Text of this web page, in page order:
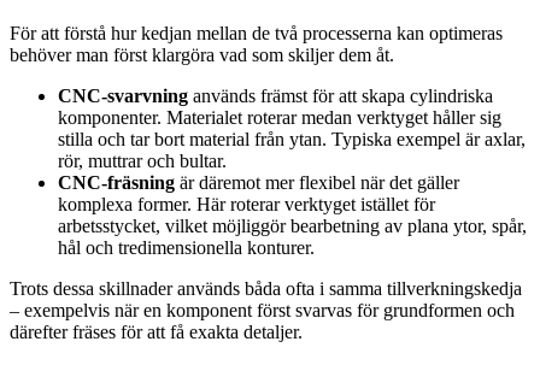
För att förstå hur kedjan mellan de två processerna kan optimeras
behöver man först klargöra vad som skiljer dem åt.
CNC-svarvning används främst för att skapa cylindriska
komponenter. Materialet roterar medan verktyget håller sig
stilla och tar bort material från ytan. Typiska exempel är axlar,
rör, muttrar och bultar.
CNC-fräsning är däremot mer flexibel när det gäller
komplexa former. Här roterar verktyget istället för
arbetsstycket, vilket möjliggör bearbetning av plana ytor, spår,
hål och tredimensionella konturer.
Trots dessa skillnader används båda ofta i samma tillverkningskedja
– exempelvis när en komponent först svarvas för grundformen och
därefter fräses för att få exakta detaljer.